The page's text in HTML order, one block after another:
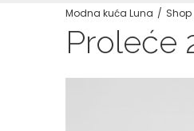
Modna kuća Luna
Proleće